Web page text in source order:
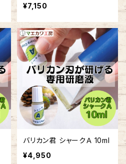
¥7,150
バリカン君 シャークＡ 10ml
¥4,950